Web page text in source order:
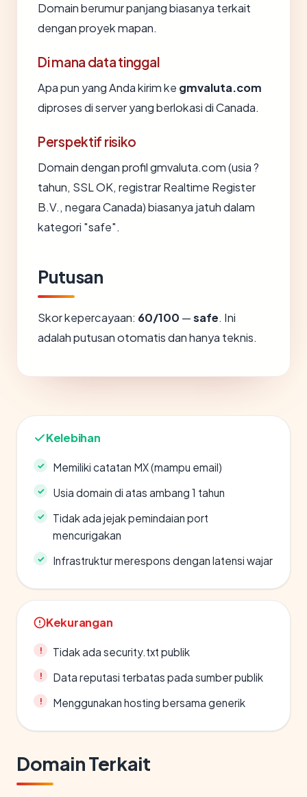
Domain berumur panjang biasanya terkait
dengan proyek mapan.
Di mana data tinggal
Apa pun yang Anda kirim ke gmvaluta.com
diproses di server yang berlokasi di Canada.
Perspektif risiko
Domain dengan profil gmvaluta.com (usia ?
tahun, SSL OK, registrar Realtime Register
B.V., negara Canada) biasanya jatuh dalam
kategori "safe".
Putusan
Skor kepercayaan: 60/100 —safe. Ini
adalah putusan otomatis dan hanya teknis.
Kelebihan
Memiliki catatan MX (mampu email)
Usia domain di atas ambang 1 tahun
Tidak ada jejak pemindaian port
mencurigakan
Infrastruktur merespons dengan latensi wajar
Kekurangan
Tidak ada security.txt publik
Data reputasi terbatas pada sumber publik
Menggunakan hosting bersama generik
Domain Terkait